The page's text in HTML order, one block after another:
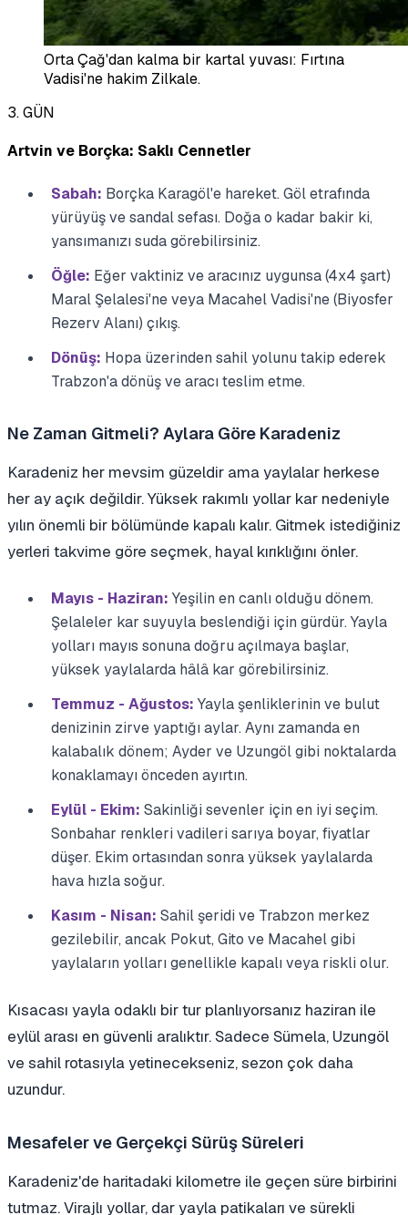
Orta Çağ'dan kalma bir kartal yuvası: Fırtına
Vadisi'ne hakim Zilkale.
3. GÜN
Artvin ve Borçka: Saklı Cennetler
Sabah: Borçka Karagöl'e hareket. Göl etrafında
yürüyüş ve sandal sefası. Doğa o kadar bakir ki,
yansımanızı suda görebilirsiniz.
Öğle: Eğer vaktiniz ve aracınız uygunsa (4x4 şart)
Maral Şelalesi'ne veya Macahel Vadisi'ne (Biyosfer
Rezerv Alanı) çıkış.
Dönüş: Hopa üzerinden sahil yolunu takip ederek
Trabzon'a dönüş ve aracı teslim etme.
Ne Zaman Gitmeli? Aylara Göre Karadeniz
Karadeniz her mevsim güzeldir ama yaylalar herkese
her ay açık değildir. Yüksek rakımlı yollar kar nedeniyle
yılın önemli bir bölümünde kapalı kalır. Gitmek istediğiniz
yerleri takvime göre seçmek, hayal kırıklığını önler.
Mayıs - Haziran: Yeşilin en canlı olduğu dönem.
Şelaleler kar suyuyla beslendiği için gürdür. Yayla
yolları mayıs sonuna doğru açılmaya başlar,
yüksek yaylalarda hâlâ kar görebilirsiniz.
Temmuz - Ağustos: Yayla şenliklerinin ve bulut
denizinin zirve yaptığı aylar. Aynı zamanda en
kalabalık dönem; Ayder ve Uzungöl gibi noktalarda
konaklamayı önceden ayırtın.
Eylül - Ekim: Sakinliği sevenler için en iyi seçim.
Sonbahar renkleri vadileri sarıya boyar, fiyatlar
düşer. Ekim ortasından sonra yüksek yaylalarda
hava hızla soğur.
Kasım - Nisan: Sahil şeridi ve Trabzon merkez
gezilebilir, ancak Pokut, Gito ve Macahel gibi
yaylaların yolları genellikle kapalı veya riskli olur.
Kısacası yayla odaklı bir tur planlıyorsanız haziran ile
eylül arası en güvenli aralıktır. Sadece Sümela, Uzungöl
ve sahil rotasıyla yetinecekseniz, sezon çok daha
uzundur.
Mesafeler ve Gerçekçi Sürüş Süreleri
Karadeniz'de haritadaki kilometre ile geçen süre birbirini
tutmaz. Virajlı yollar, dar yayla patikaları ve sürekli